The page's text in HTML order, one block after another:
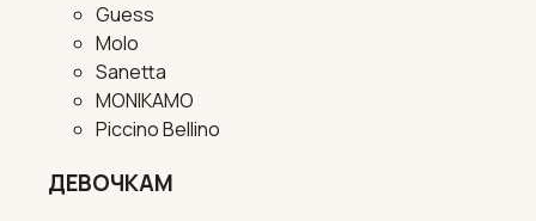
Guess
Molo
Sanetta
MONIKAMO
Piccino Bellino
ДЕВОЧКАМ